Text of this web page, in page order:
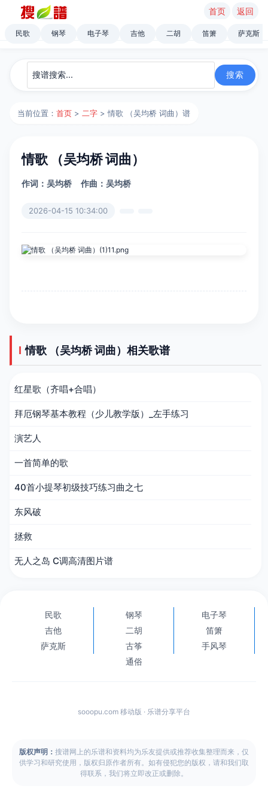
首页 返回
民歌 钢琴 电子琴 吉他 二胡 笛箫 萨克斯
当前位置：首页 > 二字 > 情歌 （吴均桥 词曲）谱
情歌 （吴均桥 词曲）
作词：吴均桥 作曲：吴均桥
2026-04-15 10:34:00
情歌 （吴均桥 词曲）相关歌谱
红星歌（齐唱+合唱）
拜厄钢琴基本教程（少儿教学版）_左手练习
演艺人
一首简单的歌
40首小提琴初级技巧练习曲之七
东风破
拯救
无人之岛 C调高清图片谱
民歌 钢琴
电子琴
吉他
二胡
笛箫
萨克斯
古筝
手风琴
通俗
sooopu.com 移动版 · 乐谱分享平台
版权声明： 搜谱网上的乐谱和资料均为乐友提供或推荐收集整理而来，仅
供学习和研究使用，版权归原作者所有。如有侵犯您的版权，请和我们取
得联系，我们将立即改正或删除。